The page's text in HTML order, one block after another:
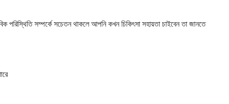
সম্পর্কে সচেতন থাকলে আপনি কখন চিকিৎসা সহায়তা চাইবেন তা জানতে